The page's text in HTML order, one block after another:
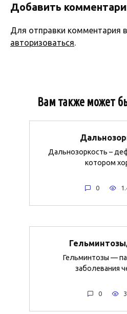
Добавить
Для отправки комментария
авторизоваться.
Вам также может
Дальнозоркость –
котором
0
Гельминтозы —
заболевания
0